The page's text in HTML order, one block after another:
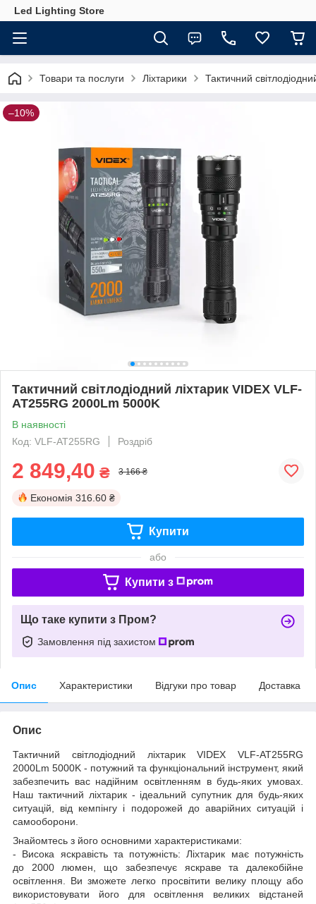
Led Lighting Store
Товари та послуги Ліхтарики Тактичний
–10%
Тактичний світлодіодний ліхтарик VIDEX VLF-
AT255RG 2000Lm 5000K
В наявності
Код: VLF-AT255RG
Роздріб
2 849,40 ₴ 3 166 ₴
Економія 316.60 ₴
Купити
або
Купити з
Що таке купити з Пром?
Замовлення під захистом
Опис Характеристики Відгуки про товар Доставка
Опис
Тактичний світлодіодний ліхтарик VIDEX VLF-AT255RG
2000Lm 5000K - потужний та функціональний інструмент, який
забезпечить вас надійним освітленням в будь-яких умовах.
Наш тактичний ліхтарик - ідеальний супутник для будь-яких
ситуацій, від кемпінгу і подорожей до аварійних ситуацій і
самооборони.
Знайомтесь з його основними характеристиками:
- Висока яскравість та потужність: Ліхтарик має потужність
до 2000 люмен, що забезпечує яскраве та далекобійне
освітлення. Ви зможете легко просвітити велику площу або
використовувати його для освітлення великих відстаней